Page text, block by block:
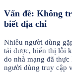
Vấn đề: Không
biết địa chỉ
Nhiều người dùng
tải được, hiển thị lỗi
do nhà mạng đã
người dùng truy cập